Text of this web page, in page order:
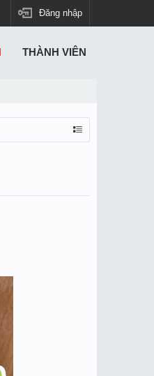
Đăng nhập
THÀNH VIÊN